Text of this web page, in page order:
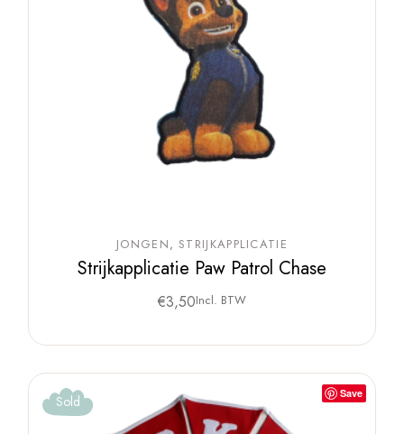
JONGEN STRIJKAPPLICATIE
Strijkapplicatie Paw Patrol Chase
€3,50Incl. BTW
Save
Sold